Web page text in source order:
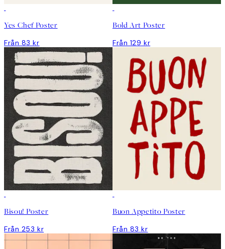
Yes Chef Poster
Från 83 kr
Bold Art Poster
Från 129 kr
Bisou! Poster
Från 253 kr
Buon Appetito Poster
Från 83 kr